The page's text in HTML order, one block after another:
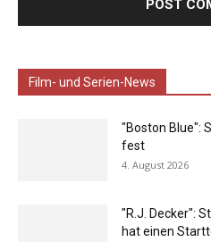
Film- und Serien-News
"Boston Blue":
fest
4. August 2026
"R.J. Decker":
hat einen